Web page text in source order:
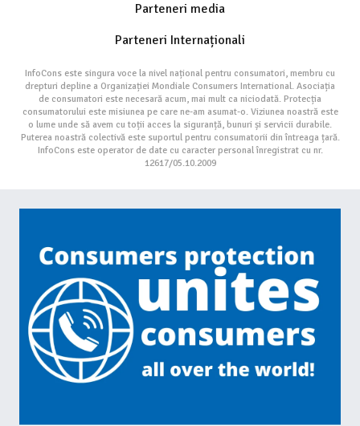
Parteneri media
Parteneri Internaționali
InfoCons este singura voce la nivel național pentru consumatori, membru cu
drepturi depline a Organizației Mondiale Consumers International. Asociația
de consumatori este necesară acum, mai mult ca niciodată. Protecția
consumatorului este misiunea pe care ne-am asumat-o. Viziunea noastră este
o lume unde să avem cu toții acces la siguranță, bunuri și servicii durabile.
Puterea noastră colectivă este suportul pentru consumatorii din întreaga țară.
InfoCons este operator de date cu caracter personal înregistrat cu nr.
12617/05.10.2009